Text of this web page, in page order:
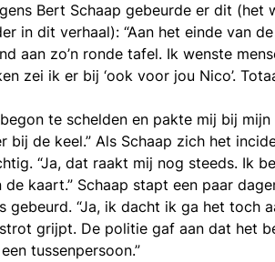
Bert Schaap gebeurde er dit
in dit verhaal): “Aan het einde van
aan zo’n ronde tafel. Ik wenste
zei ik er bij ‘ook voor jou Nico’.
te schelden en pakte mij bij
bij de keel.” Als Schaap zich het
“Ja, dat raakt mij nog steeds. Ik
de kaart.” Schaap stapt een paar
gebeurd. “Ja, ik dacht ik ga het toch
grijpt. De politie gaf aan dat het
tussenpersoon.”